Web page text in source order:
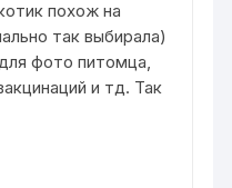
похож на
так выбирала)
фото питомца,
и тд. Так